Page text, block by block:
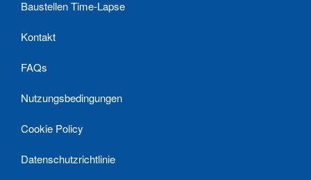
Baustellen Time-Lapse
Kontakt
FAQs
Nutzungsbedingungen
Cookie Policy
Datenschutzrichtlinie